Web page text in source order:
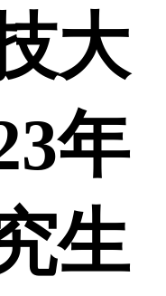
大
年
生